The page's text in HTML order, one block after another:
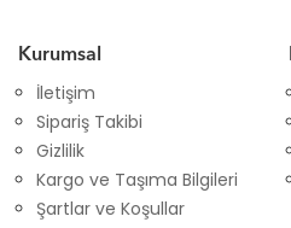
Kurumsal
İletişim
Sipariş Takibi
Gizlilik
Kargo ve Taşıma Bilgileri
Şartlar ve Koşullar